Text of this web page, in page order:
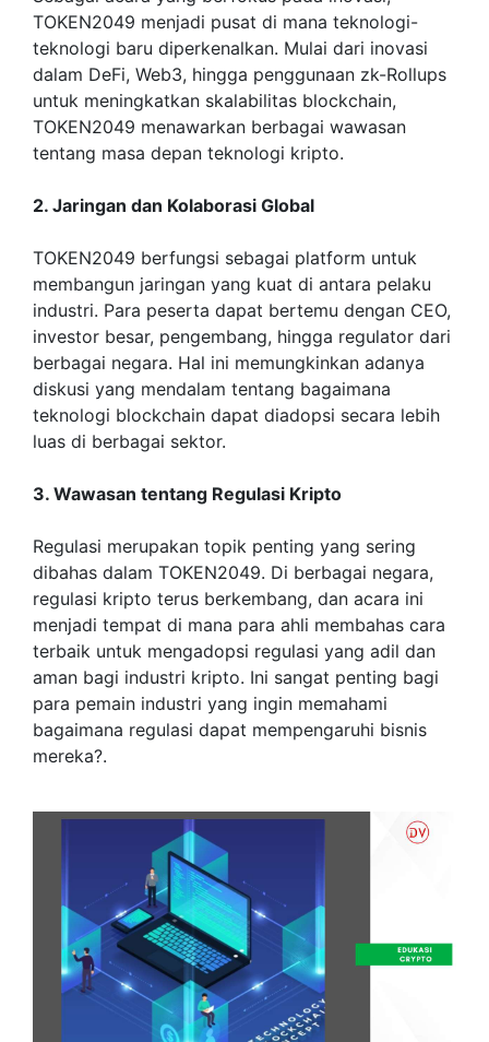
TOKEN2049 menjadi pusat di mana teknologi-
teknologi baru diperkenalkan. Mulai dari inovasi
dalam DeFi, Web3, hingga penggunaan zk-Rollups
untuk meningkatkan skalabilitas blockchain,
TOKEN2049 menawarkan berbagai wawasan
tentang masa depan teknologi kripto.
2. Jaringan dan Kolaborasi Global
TOKEN2049 berfungsi sebagai platform untuk
membangun jaringan yang kuat di antara pelaku
industri. Para peserta dapat bertemu dengan CEO,
investor besar, pengembang, hingga regulator dari
berbagai negara. Hal ini memungkinkan adanya
diskusi yang mendalam tentang bagaimana
teknologi blockchain dapat diadopsi secara lebih
luas di berbagai sektor.
3. Wawasan tentang Regulasi Kripto
Regulasi merupakan topik penting yang sering
dibahas dalam TOKEN2049. Di berbagai negara,
regulasi kripto terus berkembang, dan acara ini
menjadi tempat di mana para ahli membahas cara
terbaik untuk mengadopsi regulasi yang adil dan
aman bagi industri kripto. Ini sangat penting bagi
para pemain industri yang ingin memahami
bagaimana regulasi dapat mempengaruhi bisnis
mereka?.